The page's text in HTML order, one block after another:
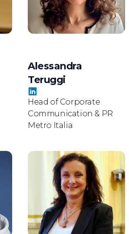
Alessandra
Teruggi
Head of Corporate
Communication & PR
Metro Italia